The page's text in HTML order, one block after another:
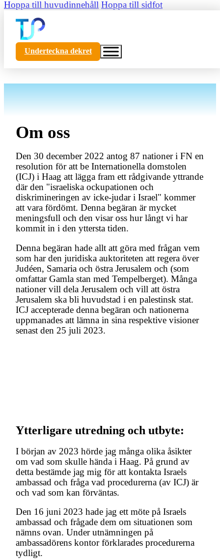
Hoppa till huvudinnehåll Hoppa till sidfot
Underteckna dekret
Om oss
Den 30 december 2022 antog 87 nationer i FN en
resolution för att be Internationella domstolen
(ICJ) i Haag att lägga fram ett rådgivande yttrande
där den "israeliska ockupationen och
diskrimineringen av icke-judar i Israel" kommer
att vara fördömt. Denna begäran är mycket
meningsfull och den visar oss hur långt vi har
kommit in i den yttersta tiden.
Denna begäran hade allt att göra med frågan vem
som har den juridiska auktoriteten att regera över
Judéen, Samaria och östra Jerusalem och (som
omfattar Gamla stan med Tempelberget). Många
nationer vill dela Jerusalem och vill att östra
Jerusalem ska bli huvudstad i en palestinsk stat.
ICJ accepterade denna begäran och nationerna
uppmanades att lämna in sina respektive visioner
senast den 25 juli 2023.
Ytterligare utredning och utbyte:
I början av 2023 hörde jag många olika åsikter
om vad som skulle hända i Haag. På grund av
detta bestämde jag mig för att kontakta Israels
ambassad och fråga vad procedurerna (av ICJ) är
och vad som kan förväntas.
Den 16 juni 2023 hade jag ett möte på Israels
ambassad och frågade dem om situationen som
nämns ovan. Under utnämningen på
ambassadörens kontor förklarades procedurerna
tydligt.